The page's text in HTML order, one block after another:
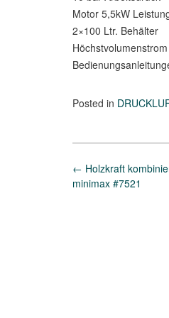
Motor 5,5kW
2×100 Ltr. Behälter
Posted in
Post
navigation
← Holzkraft
minimax #7521